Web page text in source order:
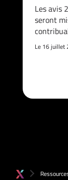
Les avis
seront
Le 16 juillet